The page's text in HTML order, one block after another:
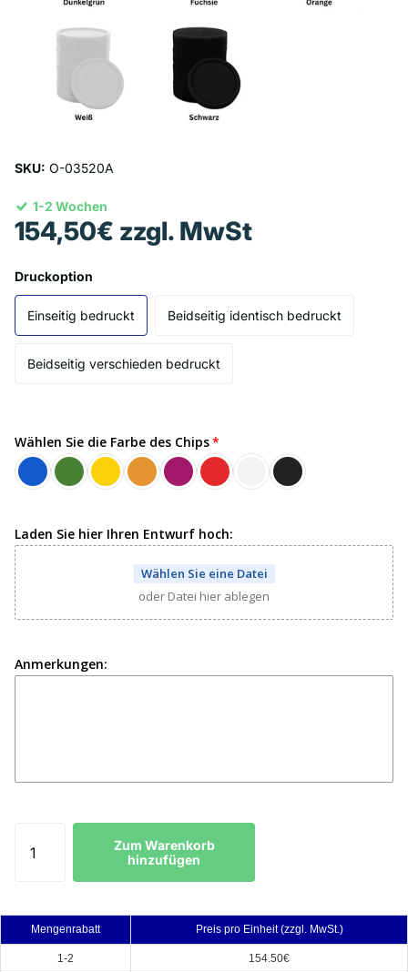
SKU: O-03520A
1-2 Wochen
154,50€ zzgl. MwSt
Druckoption
Einseitig bedruckt Beidseitig identisch bedruckt
Beidseitig verschieden bedruckt
Wählen Sie die Farbe des Chips
Laden Sie hier Ihren Entwurf hoch:
Wählen Sie eine Datei
oder Datei hier ablegen
Anmerkungen:
Zum Warenkorb
hinzufügen
Mengenrabatt Preis pro Einheit (zzgl. MwSt.)
1-2 154.50€